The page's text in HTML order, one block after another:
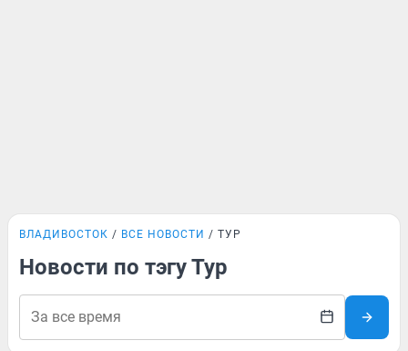
ВЛАДИВОСТОК ВСЕ НОВОСТИ ТУР
Новости по тэгу Тур